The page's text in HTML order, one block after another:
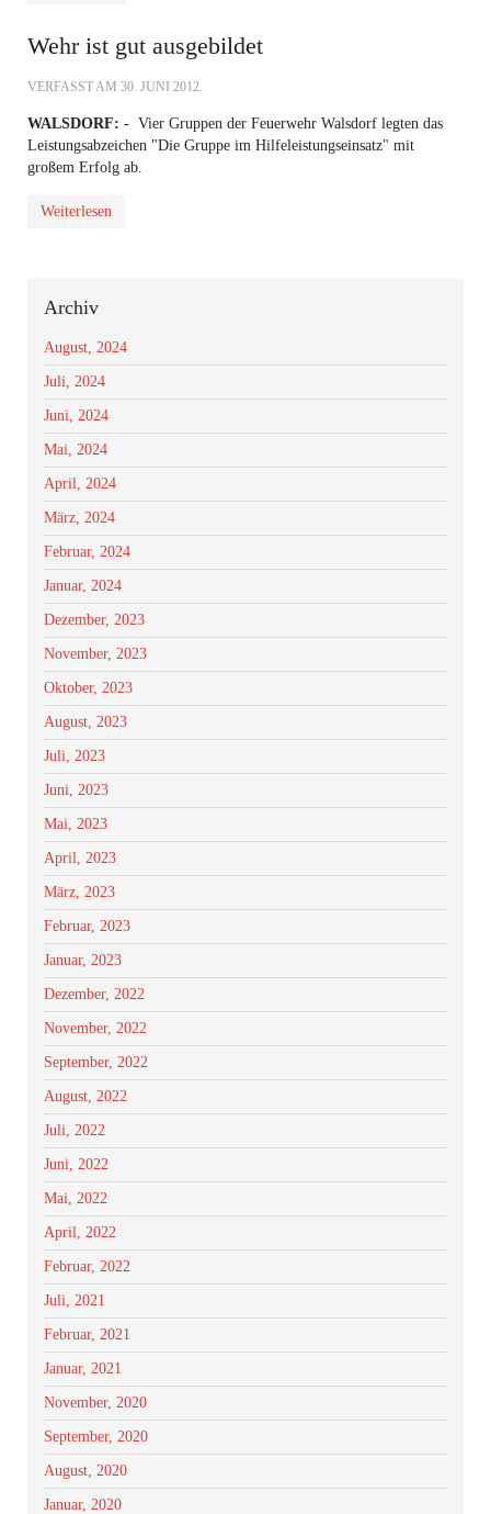
Wehr ist gut ausgebildet
VERFASST AM 30. JUNI 2012.
WALSDORF: - Vier Gruppen der Feuerwehr Walsdorf legten das
Leistungsabzeichen "Die Gruppe im Hilfeleistungseinsatz" mit
großem Erfolg ab.
Weiterlesen
Archiv
August, 2024
Juli, 2024
Juni, 2024
Mai, 2024
April, 2024
März, 2024
Februar, 2024
Januar, 2024
Dezember, 2023
November, 2023
Oktober, 2023
August, 2023
Juli, 2023
Juni, 2023
Mai, 2023
April, 2023
März, 2023
Februar, 2023
Januar, 2023
Dezember, 2022
November, 2022
September, 2022
August, 2022
Juli, 2022
Juni, 2022
Mai, 2022
April, 2022
Februar, 2022
Juli, 2021
Februar, 2021
Januar, 2021
November, 2020
September, 2020
August, 2020
Januar, 2020